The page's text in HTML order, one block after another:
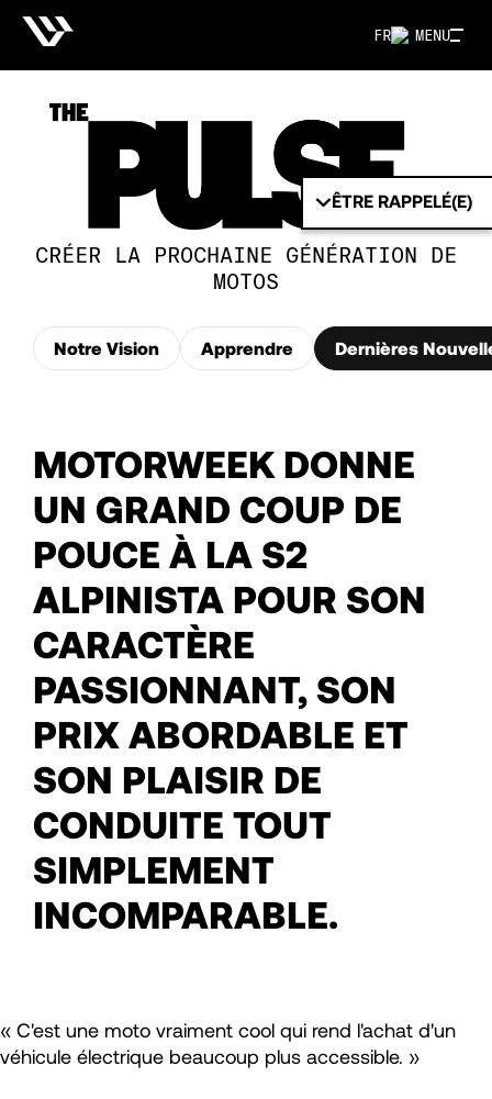
MENU
FR
ÊTRE RAPPELÉ(E)
CRÉER LA PROCHAINE GÉNÉRATION DE
MOTOS
Notre Vision Apprendre Dernières
MOTORWEEK DONNE
UN GRAND COUP DE
POUCE À LA S2
ALPINISTA POUR SON
CARACTÈRE
PASSIONNANT, SON
PRIX ABORDABLE ET
SON PLAISIR DE
CONDUITE TOUT
SIMPLEMENT
INCOMPARABLE.
« C'est une moto vraiment cool qui rend l'achat d'un
véhicule électrique beaucoup plus accessible. »